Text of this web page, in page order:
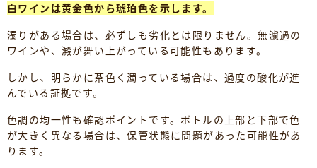
白ワインは黄金色から琥珀色を示します。
濁りがある場合は、必ずしも劣化とは限りません。無濾過の
ワインや、澱が舞い上がっている可能性もあります。
しかし、明らかに茶色く濁っている場合は、過度の酸化が進
んでいる証拠です。
色調の均一性も確認ポイントです。ボトルの上部と下部で色
が大きく異なる場合は、保管状態に問題があった可能性があ
ります。